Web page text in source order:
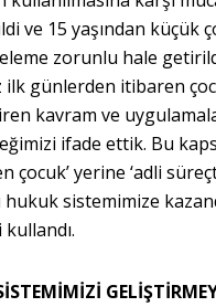
ve 15 yaşından küçük
zorunlu hale
günlerden itibaren
kavram ve
ifade ettik. Bu
çocuk’ yerine ‘adli
hukuk sistemimize